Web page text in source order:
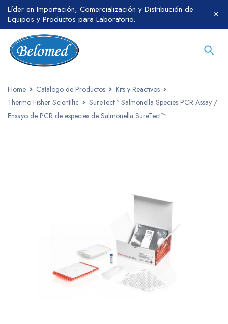
Líder en Importación, Comercialización y Distribución de
Equipos y Productos para Laboratorio.
Home Catalogo de Productos
Kits y Reactivos
Thermo Fisher Scientific
SureTect™ Salmonella Species PCR Assay /
Ensayo de PCR de especies de Salmonella SureTect™